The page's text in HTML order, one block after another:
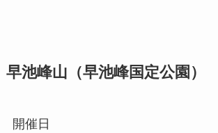
早池峰山（早池峰国定公園）
開催日